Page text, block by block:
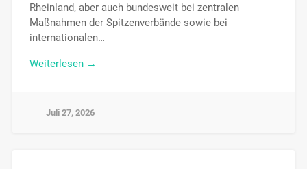
Rheinland, aber auch bundesweit bei zentralen
Maßnahmen der Spitzenverbände sowie bei
internationalen…
Weiterlesen →
Juli 27, 2026